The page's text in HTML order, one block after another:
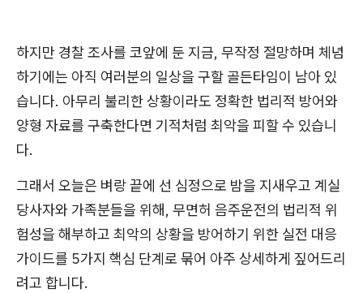
하지만 경찰 조사를 코앞에 둔 지금, 무작정 절망하며 체념
하기에는 아직 여러분의 일상을 구할 골든타임이 남아 있
습니다. 아무리 불리한 상황이라도 정확한 법리적 방어와
양형 자료를 구축한다면 기적처럼 최악을 피할 수 있습니
다.
그래서 오늘은 벼랑 끝에 선 심정으로 밤을 지새우고 계실
당사자와 가족분들을 위해, 무면허 음주운전의 법리적 위
험성을 해부하고 최악의 상황을 방어하기 위한 실전 대응
가이드를 5가지 핵심 단계로 묶어 아주 상세하게 짚어드리
려고 합니다.